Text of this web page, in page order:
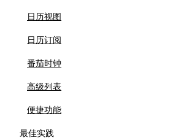
日历视图
日历订阅
番茄时钟
高级列表
便捷功能
最佳实践